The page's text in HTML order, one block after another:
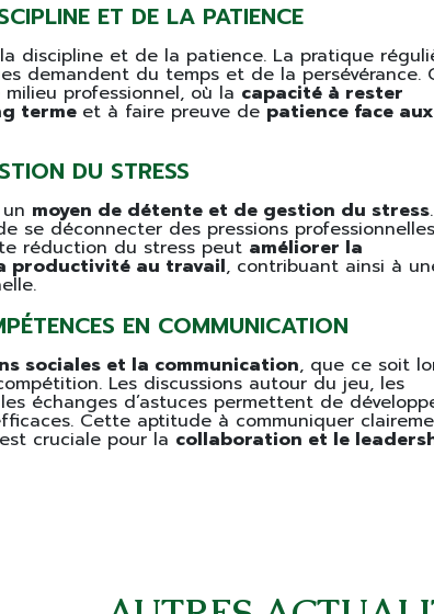
ET DE LA PATIENCE
discipline et de la patience. La pratique
demandent du temps et de la persévérance.
professionnel, où la capacité à rester
terme et à faire preuve de patience face
DU STRESS
moyen de détente et de gestion du stress
se déconnecter des pressions
réduction du stress peut améliorer la
productivité au travail, contribuant ainsi à
EN COMMUNICATION
sociales et la communication, que ce soit
Les discussions autour du jeu, les
échanges d’astuces permettent de
Cette aptitude à communiquer
cruciale pour la collaboration et le